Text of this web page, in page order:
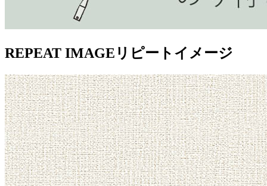
REPEAT IMAGE リピートイメージ